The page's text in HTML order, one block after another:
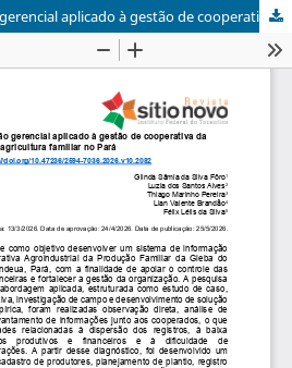
Sistema de informação gerencial aplicado à gestão de cooperativa da agricultura familiar no Pará